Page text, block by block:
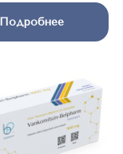
Подробнее